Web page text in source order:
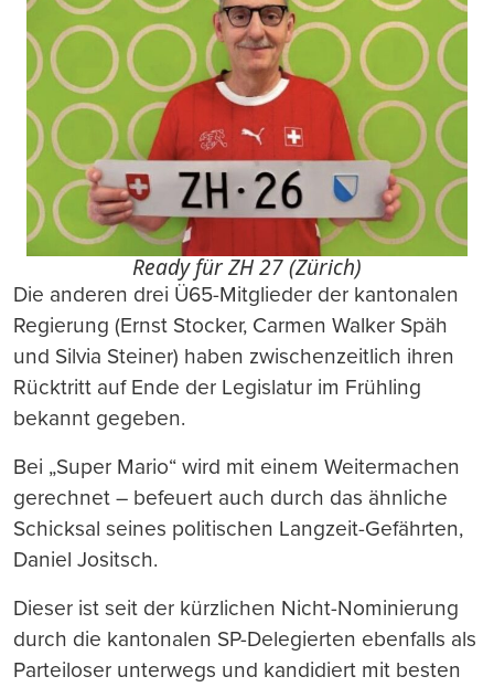
Ready für ZH 27 (Zürich)
Die anderen drei Ü65-Mitglieder der kantonalen
Regierung (Ernst Stocker, Carmen Walker Späh
und Silvia Steiner) haben zwischenzeitlich ihren
Rücktritt auf Ende der Legislatur im Frühling
bekannt gegeben.
Bei „Super Mario“ wird mit einem Weitermachen
gerechnet – befeuert auch durch das ähnliche
Schicksal seines politischen Langzeit-Gefährten,
Daniel Jositsch.
Dieser ist seit der kürzlichen Nicht-Nominierung
durch die kantonalen SP-Delegierten ebenfalls als
Parteiloser unterwegs und kandidiert mit besten